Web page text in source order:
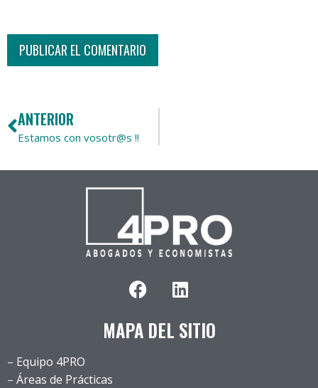
ANTERIOR
Estamos con vosotr@s !!
MAPA DEL SITIO
– Equipo 4PRO
– Áreas de Prácticas